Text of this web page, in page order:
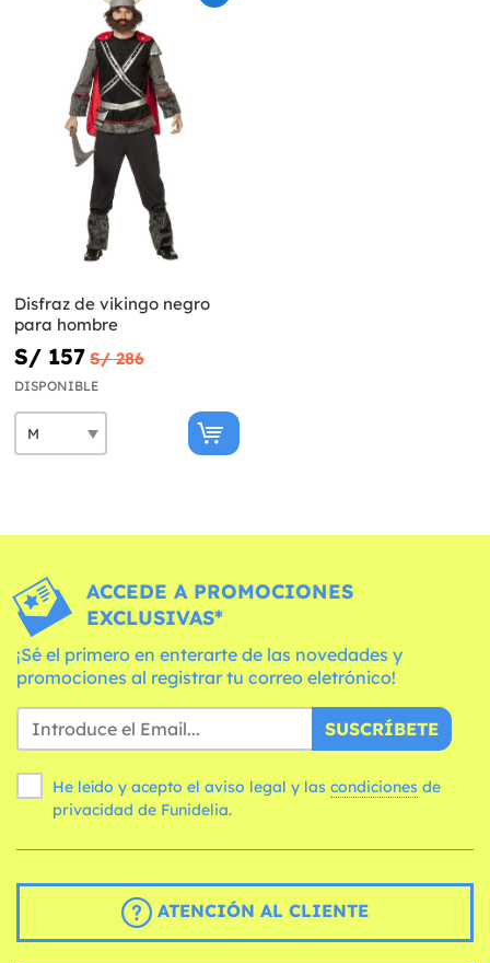
Disfraz de vikingo negro
para hombre
S/ 157 S/ 286
DISPONIBLE
ACCEDE A PROMOCIONES
EXCLUSIVAS*
¡Sé el primero en enterarte de las novedades y
promociones al registrar tu correo eletrónico!
SUSCRÍBETE
He leído y acepto el aviso legal y las condiciones
privacidad de Funidelia.
ATENCIÓN AL CLIENTE